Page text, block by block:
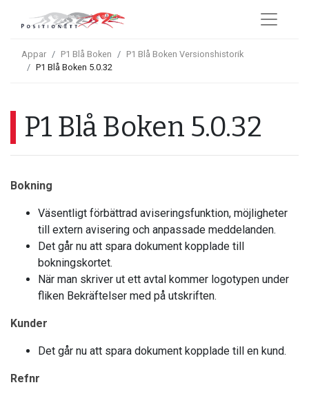
Appar P1 Blå Boken
P1 Blå Boken Versionshistorik
P1 Blå Boken 5.0.32
P1 Blå Boken 5.0.32
Bokning
Väsentligt förbättrad aviseringsfunktion, möjligheter
till extern avisering och anpassade meddelanden.
Det går nu att spara dokument kopplade till
bokningskortet.
När man skriver ut ett avtal kommer logotypen under
fliken Bekräftelser med på utskriften.
Kunder
Det går nu att spara dokument kopplade till en kund.
Refnr